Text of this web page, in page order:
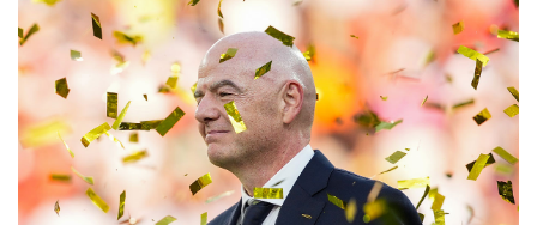
Москва. 6 августа. INTERFAX.RU - Руководство
Международной федерации футбола ФИФА
заявило о полной поддержке президенту
организации Джанни Инфантино.
Соответствующее заявление было сделано по
окончании встречи высшего руководства
ФИФА в Рабате (Марокко).